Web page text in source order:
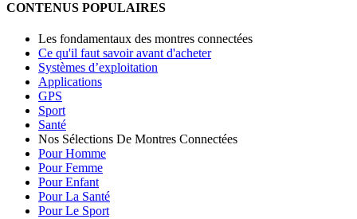
CONTENUS POPULAIRES
Les fondamentaux des montres connectées
Ce qu'il faut savoir avant d'acheter
Systèmes d’exploitation
Applications
GPS
Sport
Santé
Nos Sélections De Montres Connectées
Pour Homme
Pour Femme
Pour Enfant
Pour La Santé
Pour Le Sport